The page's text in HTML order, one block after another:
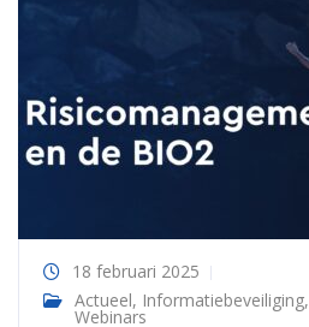
18 februari 2025
Actueel, Informatiebeveiliging,
Webinars